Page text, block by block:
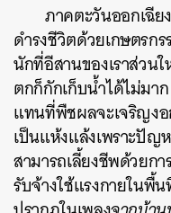
ภาคตะวันออกเฉี
ดำรงชีวิตด้วยเกษตรก
นักที่อีสานของเราส่วน
ตกก็กักเก็บน้ำได้ไม่มา
แทนที่พืชผลจะเจริญง
เป็นแห้งแล้งเพราะปัญ
สามารถเลี้ยงชีพด้วยก
รับจ้างใช้แรงกายใน